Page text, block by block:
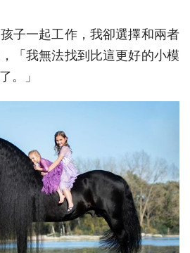
子一起工作，我卻選擇和兩者
「我無法找到比這更好的小模
。」